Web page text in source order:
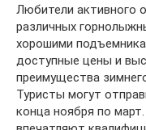
Любители активного
различных
хорошими
доступные цены и
преимущества
Туристы могут
конца ноября по